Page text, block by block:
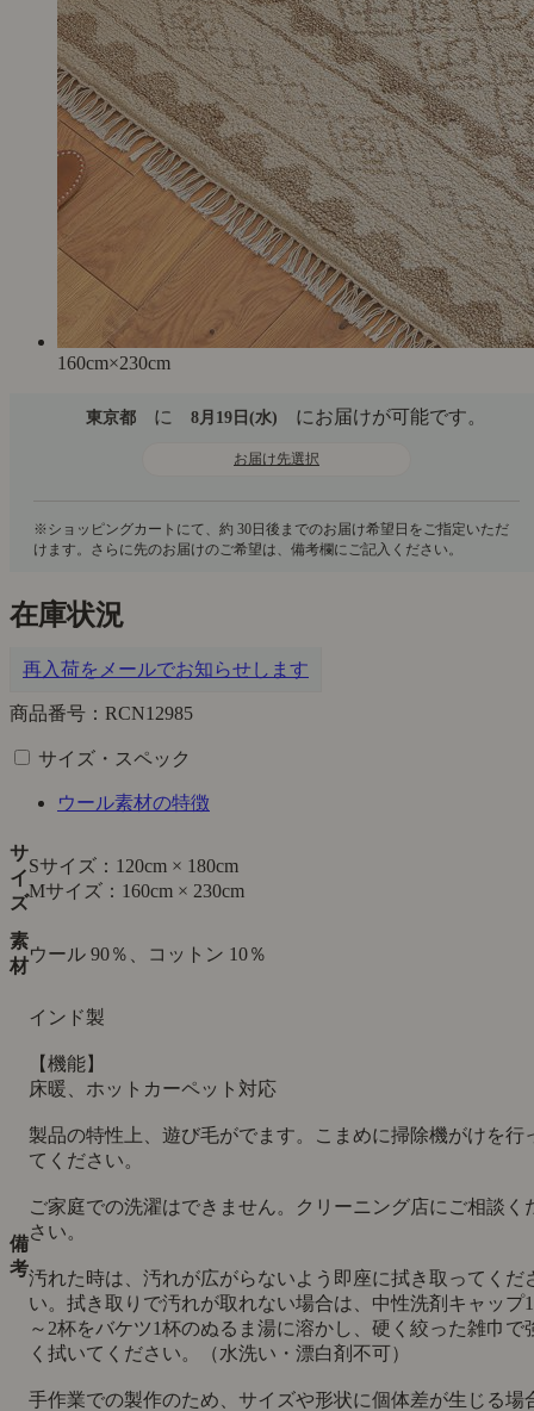
160cm×230cm
東京都 に 8月19日(水) にお届けが可能です。
お届け先選択
在庫状況
再入荷をメールでお知らせします
商品番号：RCN12985
サイズ・スペック
ウール素材の特徴
サ
イ
ズ
Sサイズ：120cm × 180cm
Mサイズ：160cm × 230cm
素
材
ウール 90％、コットン 10％
備
考
インド製
【機能】
床暖、ホットカーペット対応
製品の特性上、遊び毛がでます。こまめに掃除機がけを行
てください。
ご家庭での洗濯はできません。クリーニング店にご相談く
さい。
汚れた時は、汚れが広がらないよう即座に拭き取ってくだ
い。拭き取りで汚れが取れない場合は、中性洗剤キャップ1
～2杯をバケツ1杯のぬるま湯に溶かし、硬く絞った雑巾で
く拭いてください。（水洗い・漂白剤不可）
手作業での製作のため、サイズや形状に個体差が生じる場